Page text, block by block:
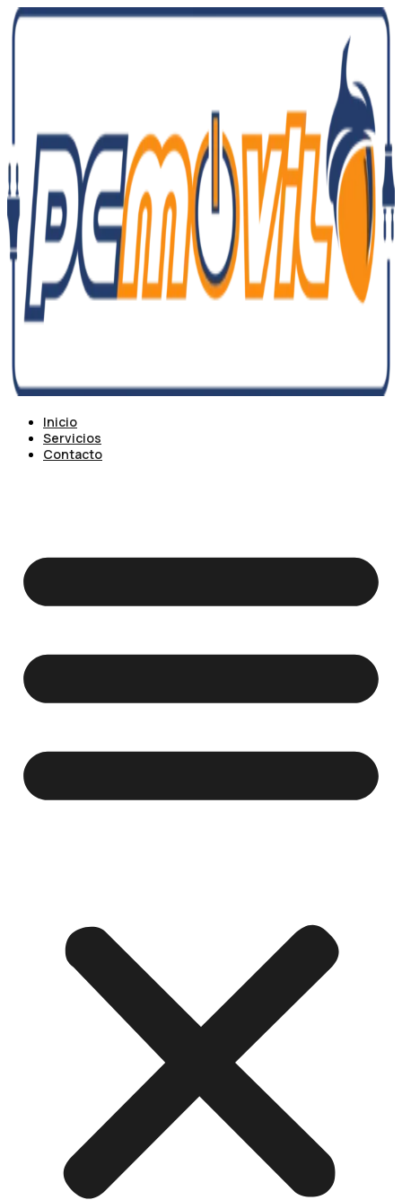
Ir
al
Inicio
Servicios
Contacto